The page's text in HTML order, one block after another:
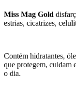
Miss Mag Gold
estrias, cicatrizes,
Contém hidratantes,
que protegem, cuidam
o dia.